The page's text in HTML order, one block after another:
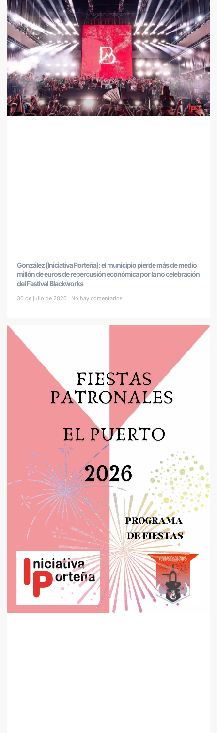
González (Iniciativa Porteña): el municipio pierde más de medio
millón de euros de repercusión económica por la no celebración
del Festival Blackworks
30 de julio de 2026 No hay comentarios